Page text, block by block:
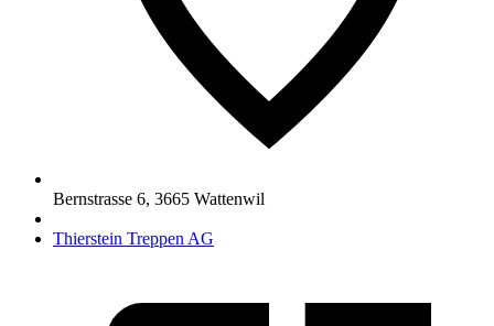
Bernstrasse 6, 3665 Wattenwil
Thierstein Treppen AG